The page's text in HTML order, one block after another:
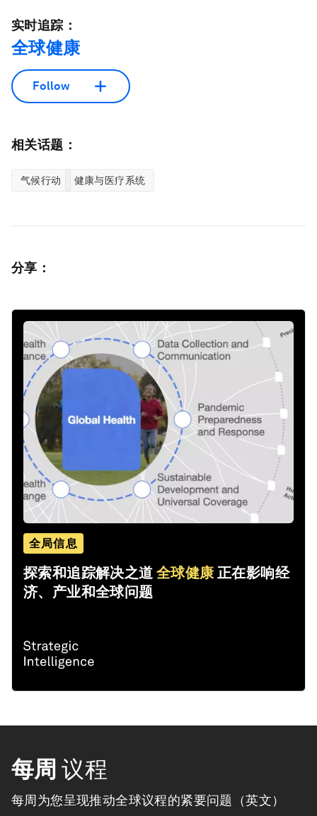
实时追踪：
全球健康
Follow
相关话题：
气候行动 健康与医疗系统
分享：
全局信息
探索和追踪解决之道全球健康正在影响经
济、产业和全球问题
每周 议程
每周为您呈现推动全球议程的紧要问题（英文）